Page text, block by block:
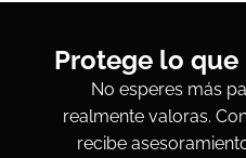
Protege lo
No esperes más
realmente valoras.
recibe